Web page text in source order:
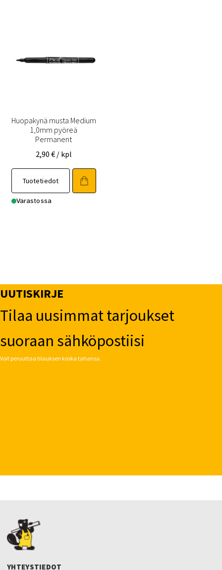
Huopakynä musta Medium
1,0mm pyöreä
Permanent
2,90 € / kpl
Tuotetiedot
Varastossa
UUTISKIRJE
Tilaa uusimmat tarjoukset
suoraan sähköpostiisi
Voit peruuttaa tilauksen koska tahansa.
YHTEYSTIEDOT